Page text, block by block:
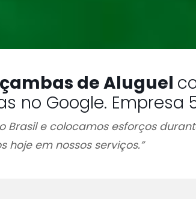
de Aluguel
no Google. Empresa
Brasil e colocamos esforços
hoje em nossos serviços.”